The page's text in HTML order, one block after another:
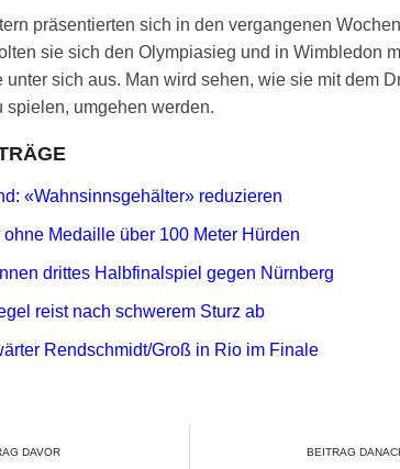
präsentierten sich in den vergangenen
sie sich den Olympiasieg und in Wimbledon
sich aus. Man wird sehen, wie sie mit dem
spielen, umgehen werden.
«Wahnsinnsgehälter» reduzieren
Medaille über 100 Meter Hürden
drittes Halbfinalspiel gegen Nürnberg
reist nach schwerem Sturz ab
Rendschmidt/Groß in Rio im Finale
DAVOR BEITRAG